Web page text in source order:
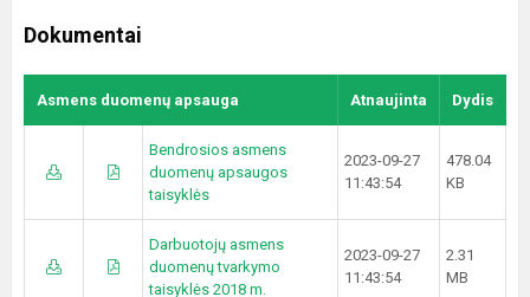
Dokumentai
Asmens duomenų apsauga Atnaujinta Dydis
Bendrosios asmens
duomenų apsaugos
taisyklės
2023-09-27
11:43:54
478.04
KB
Darbuotojų asmens
duomenų tvarkymo
taisyklės 2018 m.
2023-09-27
11:43:54
2.31
MB